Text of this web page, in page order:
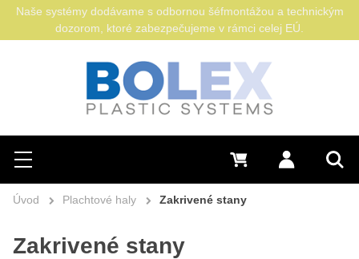
Hľadať
Menu Prihlásiť sa
0 €
Naše systémy dodávame s odbornou šéfmontážou a technickým
dozorom, ktoré zabezpečujeme v rámci celej EÚ.
Úvod Plachtové haly Zakrivené stany
Zakrivené stany